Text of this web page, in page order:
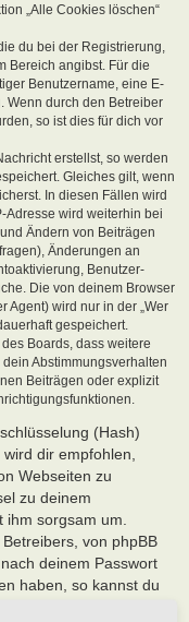
„Alle Cookies löschen“
du bei der Registrierung,
Bereich angibst. Für die
Benutzername, eine E-
Wenn durch den Betreiber
so ist dies für dich vor
erstellst, so werden
Gleiches gilt, wenn
In diesen Fällen wird
Adresse wird weiterhin bei
Ändern von Beiträgen
Änderungen an
Benutzer-
Die von deinem Browser
Agent) wird nur in der „Wer
gespeichert.
Boards, dass weitere
Abstimmungsverhalten
Beiträgen oder explizit
(Hash)
dir empfohlen,
Webseiten zu
zu deinem
sorgsam um.
von phpBB
deinem Passwort
haben, so kannst du
benutzen. Die